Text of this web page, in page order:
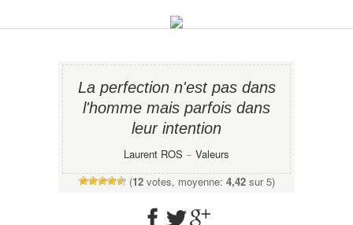
La perfection n'est pas dans
l'homme mais parfois dans
leur intention
Laurent ROS − Valeurs
(12votes, moyenne: 4,42sur 5)